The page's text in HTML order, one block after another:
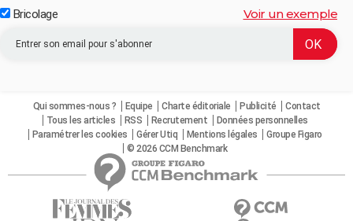
Bricolage Voir un exemple
Qui sommes-nous ? Equipe Charte éditoriale Publicité
Contact
Tous les articles
RSS Recrutement
Données personnelles
Paramétrer les cookies
Gérer Utiq Mentions légales
Groupe Figaro
© 2026 CCM Benchmark